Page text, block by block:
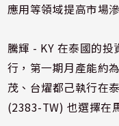
應用等領域提高市場
騰輝 - KY 在泰國的
行，第一期月產能約
茂、台燿都己執行在
(2383-TW) 也選擇在